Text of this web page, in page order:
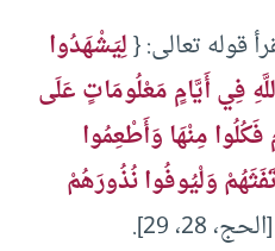
قوله تعالى: {لِيَشْهَدُوا
فِي أَيَّامٍ مَعْلُومَاتٍ عَلَى
فَكُلُوا مِنْهَا وَأَطْعِمُوا
وَلْيُوفُوا نُذُورَهُمْ
28، 29].